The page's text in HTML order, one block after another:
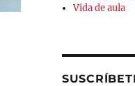
Vida de aula